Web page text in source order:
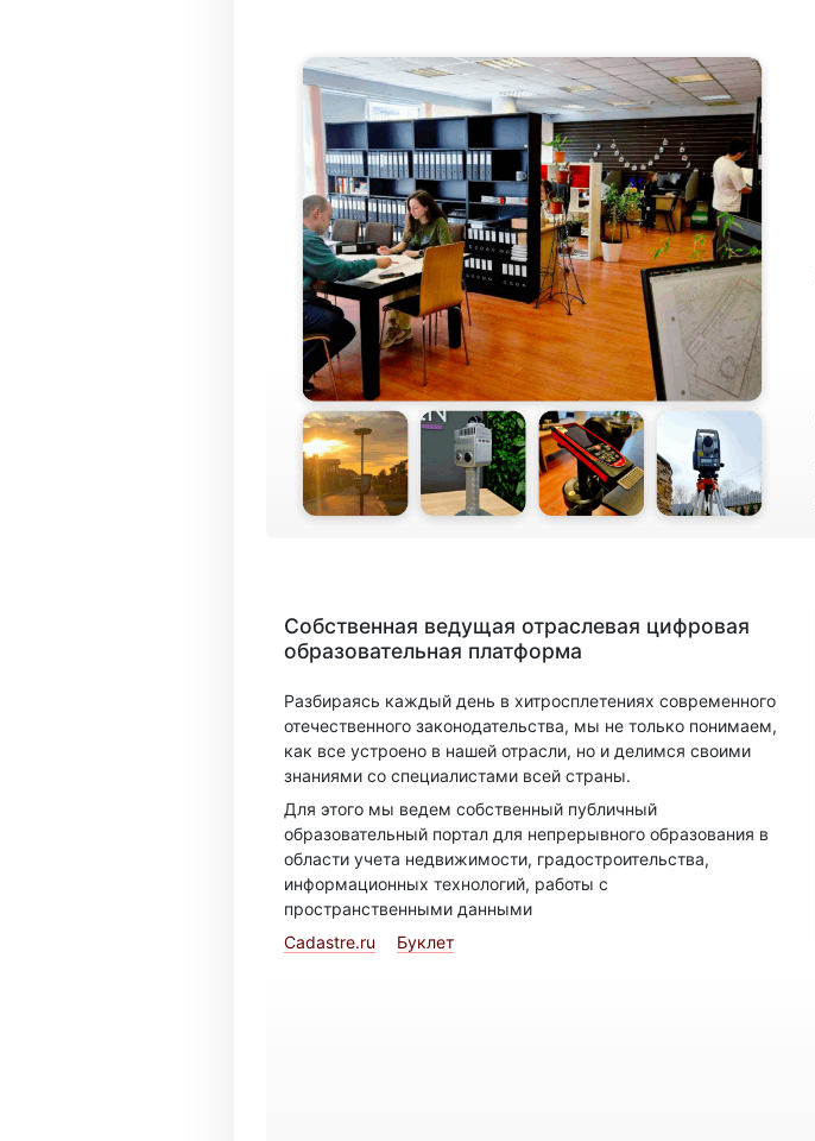
Собственная ведущая отраслевая цифровая
образовательная платформа
Разбираясь каждый день в хитросплетениях современного
отечественного законодательства, мы не только понимаем,
как все устроено в нашей отрасли, но и делимся своими
знаниями со специалистами всей страны.
Для этого мы ведем собственный публичный
образовательный портал для непрерывного образования в
области учета недвижимости, градостроительства,
информационных технологий, работы с
пространственными данными
Cadastre.ru
Буклет